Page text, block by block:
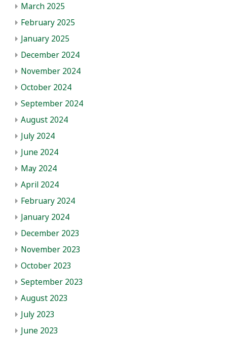
March 2025
February 2025
January 2025
December 2024
November 2024
October 2024
September 2024
August 2024
July 2024
June 2024
May 2024
April 2024
February 2024
January 2024
December 2023
November 2023
October 2023
September 2023
August 2023
July 2023
June 2023